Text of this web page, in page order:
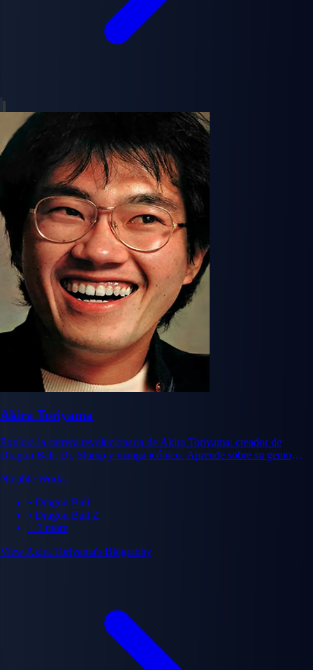
Akira Toriyama
Explora la carrera revolucionaria de Akira Toriyama: creador de
Dragon Ball, Dr. Slump y manga icónico. Aprende sobre su genio
Notable Works:
• Dragon Ball
• Dragon Ball Z
+ 3 more
View Akira Toriyama's Biography